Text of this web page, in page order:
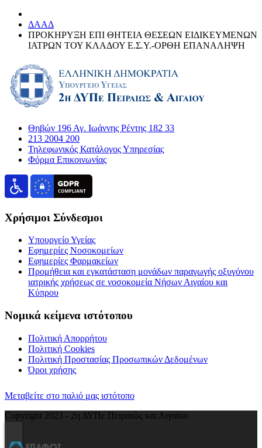
ΔΑΑΔ
ΠΡΟΚΗΡΥΞΗ ΕΠΙ ΘΗΤΕΙΑ ΘΕΣΕΩΝ ΕΙΔΙΚΕΥΜΕΝΩΝ
ΙΑΤΡΩΝ ΤΟΥ ΚΛΑΔΟΥ Ε.Σ.Υ.-ΟΡΘΗ ΕΠΑΝΑΛΗΨΗ
Θηβών 196 Αγ. Ιωάννης Ρέντης 182 33
213 2004 200
Τηλεφωνικός Κατάλογος Υπηρεσίας
Φόρμα Επικοινωνίας
Χρήσιμοι Σύνδεσμοι
Υπουργείο Υγείας
Εφημερίες Νοσοκομείων
Εφημερίες Φαρμακείων
Προμήθεια και εγκατάσταση μονάδων παραγωγής οξυγόνου
ιατρικής χρήσεως σε νοσοκομεία Νήσων Αιγαίου και
Κύπρου
Νομικά κείμενα ιστότοπου
Πολιτική Απορρήτου
Πολιτική Cookies
Πολιτική Προστασίας Προσωπικών Δεδομένων
Όροι χρήσης
Μεταβείτε στο παλιό μας ιστότοπο
Copyright 2023 - 2η ΔΥΠε Πειραιώς και Αιγαίου